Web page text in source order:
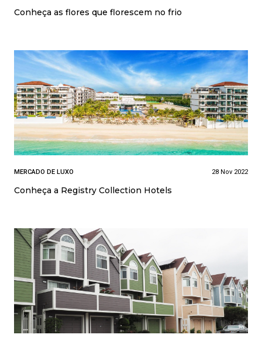
Conheça as flores que florescem no frio
MERCADO DE LUXO 28 Nov 2022
Conheça a Registry Collection Hotels